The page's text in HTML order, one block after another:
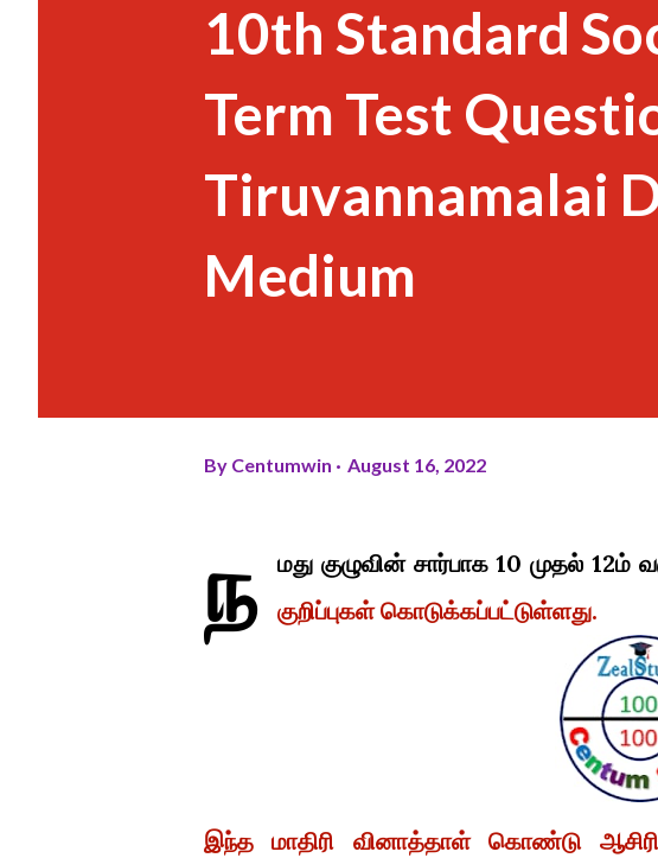
10th Standard
Term Test
Tiruvannamalai
Medium
By Centumwin August 16, 2022
ந
மது குழுவின் சார்பாக 10 முதல்
குறிப்புகள் கொடுக்கப்பட்டுள்ளது.
இந்த மாதிரி வினாத்தாள் கொண்டு